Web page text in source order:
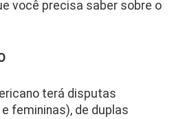
você precisa saber sobre o
terá disputas
femininas), de duplas